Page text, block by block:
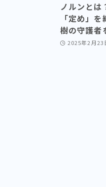
ノルンとは
「定め」
樹の守護者
2025年2月23